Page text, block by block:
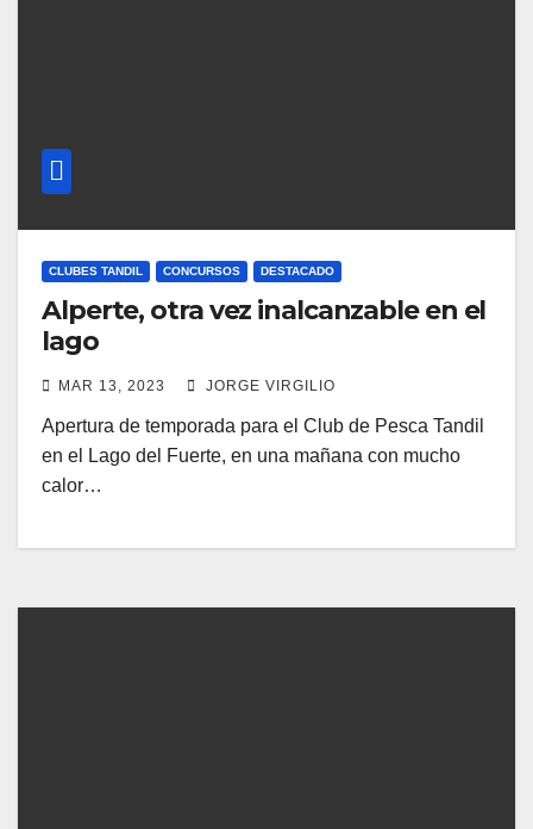
CLUBES TANDIL CONCURSOS DESTACADO
Alperte, otra vez inalcanzable en el
lago
MAR 13, 2023 JORGE VIRGILIO
Apertura de temporada para el Club de Pesca Tandil
en el Lago del Fuerte, en una mañana con mucho
calor…